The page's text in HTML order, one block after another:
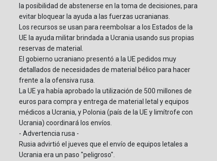
la posibilidad de abstenerse en la toma de decisiones, para
evitar bloquear la ayuda a las fuerzas ucranianas.
Los recursos se usan para reembolsar a los Estados de la
UE la ayuda militar brindada a Ucrania usando sus propias
reservas de material.
El gobierno ucraniano presentó a la UE pedidos muy
detallados de necesidades de material bélico para hacer
frente a la ofensiva rusa.
La UE ya había aprobado la utilización de 500 millones de
euros para compra y entrega de material letal y equipos
médicos a Ucrania, y Polonia (país de la UE y limítrofe con
Ucrania) coordinará los envíos.
- Advertencia rusa -
Rusia advirtió el jueves que el envío de equipos letales a
Ucrania era un paso "peligroso".